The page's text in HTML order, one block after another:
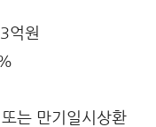
억원
는 만기일시상환